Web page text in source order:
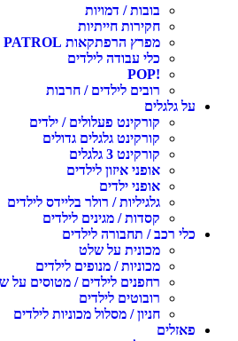
בובות / דמויות
חקירות חייתיות
מפרץ הרפתקאות PAW PATROL
כלי עבודה לילדים
!POP
רובים לילדים / חרבות
על גלגלים
קורקינט פעלולים / ילדים
קורקינט גלגלים גדולים
קורקינט 3 גלגלים
אופני איזון לילדים
אופני ילדים
גלגיליות / רולר בליידס לילדים
קסדות / מגינים לילדים
כלי רכב / תחבורה לילדים
מכונית על שלט
מכוניות / מנופים לילדים
רחפנים לילדים / מטוסים על
רובוטים לילדים
חניון / מסלול מכוניות לילדים
פאזלים